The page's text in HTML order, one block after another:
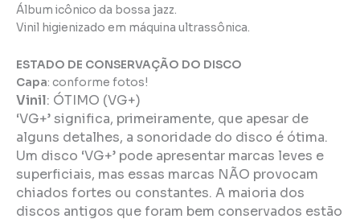
Álbum icônico da bossa jazz.
Vinil higienizado em máquina ultrassônica.
ESTADO DE CONSERVAÇÃO DO DISCO
Capa: conforme fotos!
Vinil: ÓTIMO (VG+)
‘VG+’ significa, primeiramente, que apesar de
alguns detalhes, a sonoridade do disco é ótima.
Um disco ‘VG+’ pode apresentar marcas leves e
superficiais, mas essas marcas NÃO provocam
chiados fortes ou constantes. A maioria dos
discos antigos que foram bem conservados estão